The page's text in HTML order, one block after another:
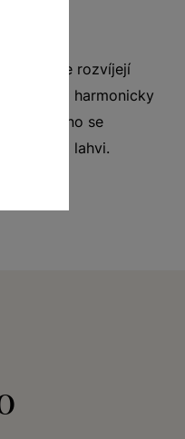
i chuti se rozvíjejí
a harmonicky
Víno se
zrání na lahvi.